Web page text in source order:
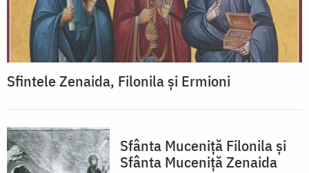
Sfintele Zenaida, Filonila și Ermioni
Sfânta Muceniță Filonila și
Sfânta Muceniță Zenaida